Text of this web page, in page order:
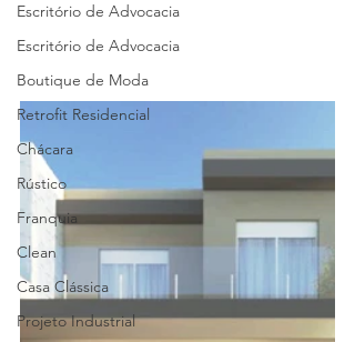
Escritório de Advocacia
Escritório de Advocacia
Boutique de Moda
Retrofit Residencial
Chácara
Rústico
Franquia
Clean
Casa Clássica
Projeto Industrial